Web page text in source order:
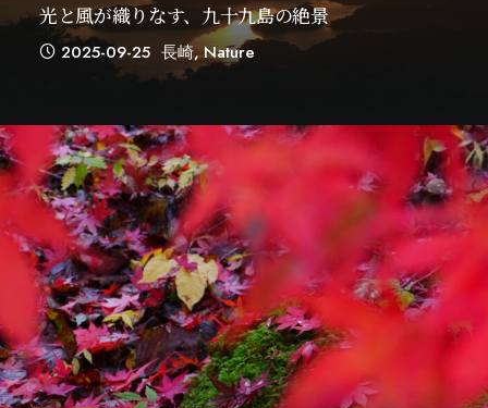
光と風が織りなす、九十九島の絶景
2025-09-25 長崎, Nature